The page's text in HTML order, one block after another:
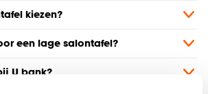
kiezen?
een lage salontafel?
U bank?